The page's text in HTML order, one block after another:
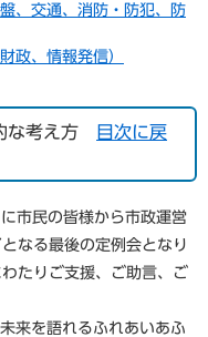
、交通、消防・防犯、防
政、情報発信）
な考え方
目次に戻
市民の皆様から市政運営
なる最後の定例会となり
たりご支援、ご助言、ご
来を語れるふれあいあふ